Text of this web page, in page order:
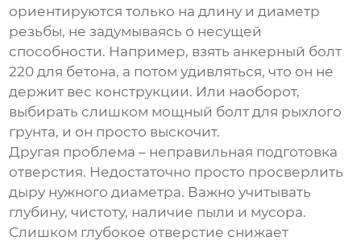
ориентируются только на длину и диаметр
резьбы, не задумываясь о несущей
способности. Например, взять анкерный болт
220 для бетона, а потом удивляться, что он не
держит вес конструкции. Или наоборот,
выбирать слишком мощный болт для рыхлого
грунта, и он просто выскочит.
Другая проблема – неправильная подготовка
отверстия. Недостаточно просто просверлить
дыру нужного диаметра. Важно учитывать
глубину, чистоту, наличие пыли и мусора.
Слишком глубокое отверстие снижает